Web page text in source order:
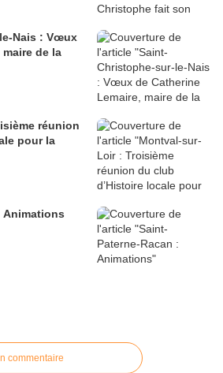
Nais : Vœux
de la
réunion
pour la
Animations
commentaire